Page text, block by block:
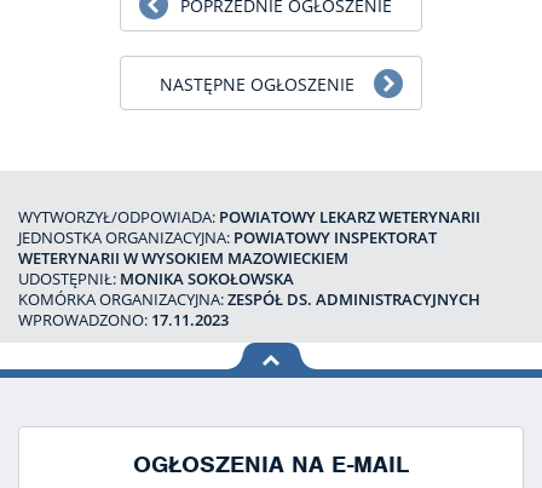
POPRZEDNIE OGŁOSZENIE
NASTĘPNE OGŁOSZENIE
WYTWORZYŁ/ODPOWIADA: POWIATOWY LEKARZ WETERYNARII
JEDNOSTKA ORGANIZACYJNA: POWIATOWY INSPEKTORAT
WETERYNARII W WYSOKIEM MAZOWIECKIEM
UDOSTĘPNIŁ: MONIKA SOKOŁOWSKA
KOMÓRKA ORGANIZACYJNA:ZESPÓŁ DS. ADMINISTRACYJNYCH
WPROWADZONO: 17.11.2023
na górę
OGŁOSZENIA NA E-MAIL